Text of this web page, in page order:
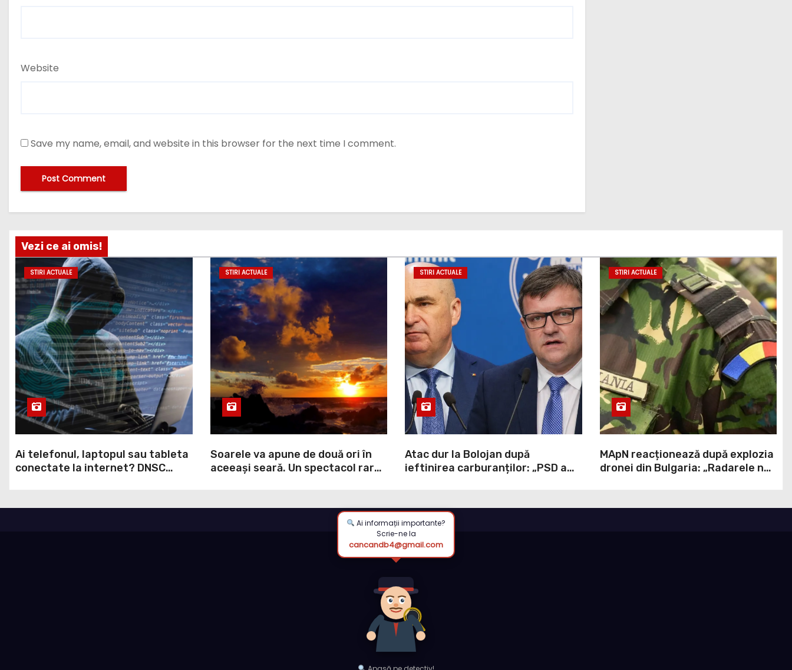
Website
Save my name, email, and website in this browser for the next time I comment.
Vezi ce ai omis!
STIRI ACTUALE
Ai telefonul, laptopul sau tableta
conectate la internet? DNSC
STIRI ACTUALE
Soarele va apune de două ori în
aceeași seară. Un spectacol rar
STIRI ACTUALE
Atac dur la Bolojan după
ieftinirea carburanților: „PSD a
STIRI ACTUALE
MApN reacționează după explozia
dronei din Bulgaria: „Radarele nu
Ai informații importante?
Scrie-ne la
cancandb4@gmail.com